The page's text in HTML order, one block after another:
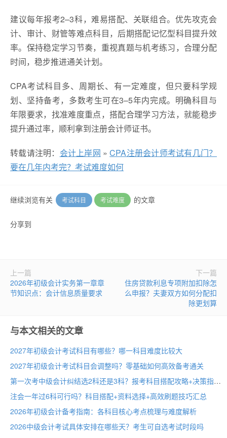
建议每年报考2–3科，难易搭配、关联组合。优先攻克会
计、审计、财管等难点科目，后期搭配记忆型科目提升效
率。保持稳定学习节奏，重视真题与机考练习，合理分配
时间，稳步推进通关计划。
CPA考试科目多、周期长、有一定难度，但只要科学规
划、坚持备考，多数考生可在3–5年内完成。明确科目与
年限要求，找准难度重点，搭配合理学习方法，就能稳步
提升通过率，顺利拿到注册会计师证书。
转载请注明： 会计上岸网 »CPA注册会计师考试有几门？
要在几年内考完？考试难度如何
继续浏览有关 考试科目 考试难度 的文章
分享到
上一篇
2026年初级会计实务第一章章
节知识点：会计信息质量要求
下一篇
住房贷款利息专项附加扣除怎
么申报？夫妻双方如何分配扣
除更划算
与本文相关的文章
2027年初级会计考试科目有哪些？哪一科目难度比较大
2027年初级会计考试科目会调整吗？零基础如何高效备考通关
第一次考中级会计纠结选2科还是3科？报考科目搭配攻略+决策指南
注会一年过6科可行吗？科目搭配+资料选择+高效刷题技巧汇总
2026年初级会计备考指南：各科目核心考点梳理与难度解析
2026中级会计考试具体安排在哪些天？考生可自选考试时段吗